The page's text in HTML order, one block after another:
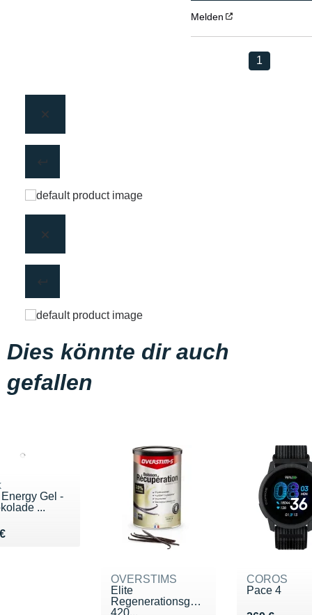
Melden
1
Dies könnte dir auch
gefallen
Gel -
...
3.75 €
OVERSTIMS
Élite
Regenerationsgetränk
COROS
Pace 4